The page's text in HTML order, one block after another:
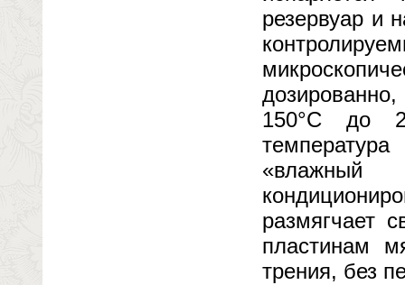
резервуар и
150°C до
размягчает
пластинам
трения, без